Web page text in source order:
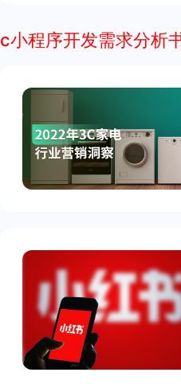
c小程序开发需求分析